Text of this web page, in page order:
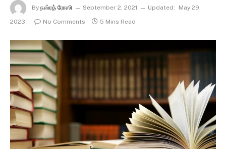
By நஸ்ரத் ரோஸி September 2, 2021 Updated:
May 29,
2023
No Comments 5 Mins Read